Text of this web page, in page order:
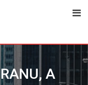
A